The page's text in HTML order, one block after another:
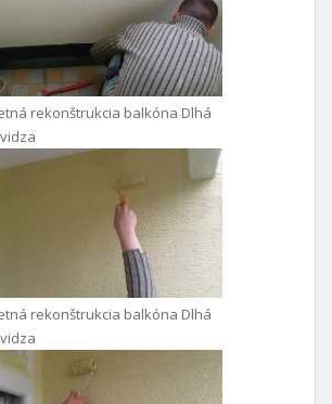
rekonštrukcia balkóna Dlhá
rekonštrukcia balkóna Dlhá